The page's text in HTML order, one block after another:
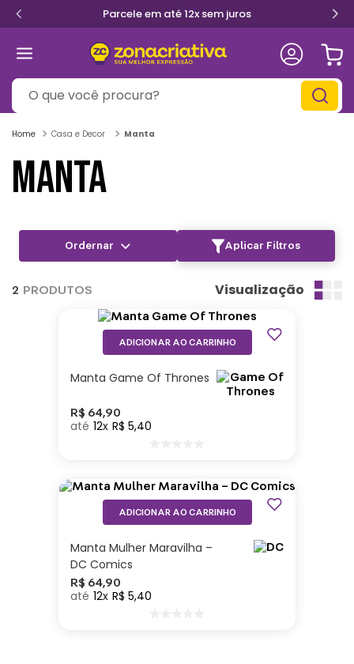
Parcele em até 12x sem juros
O que você procura?
Casa e Decor Manta
MANTA
Aplicar Filtros
2 PRODUTOS Visualização
Manta Game Of Thrones
R$ 64,90
12 R$ 5,40
ADICIONAR AO CARRINHO
Manta Mulher Maravilha –
DC Comics
R$ 64,90
12 R$ 5,40
ADICIONAR AO CARRINHO